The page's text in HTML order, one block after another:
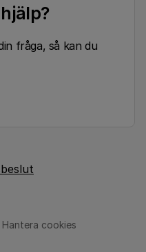
fråga, så kan du
Hantera cookies